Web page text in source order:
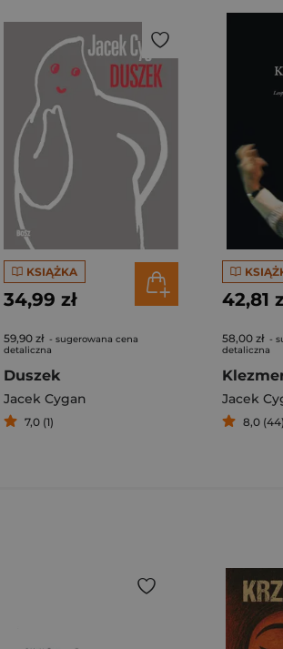
KSIĄŻKA
34,99 zł
59,90 zł - sugerowana cena
detaliczna
Duszek
Jacek Cygan
7,0 (1)
42,81
58,00 zł -
detaliczna
Jacek
8,0 (44)